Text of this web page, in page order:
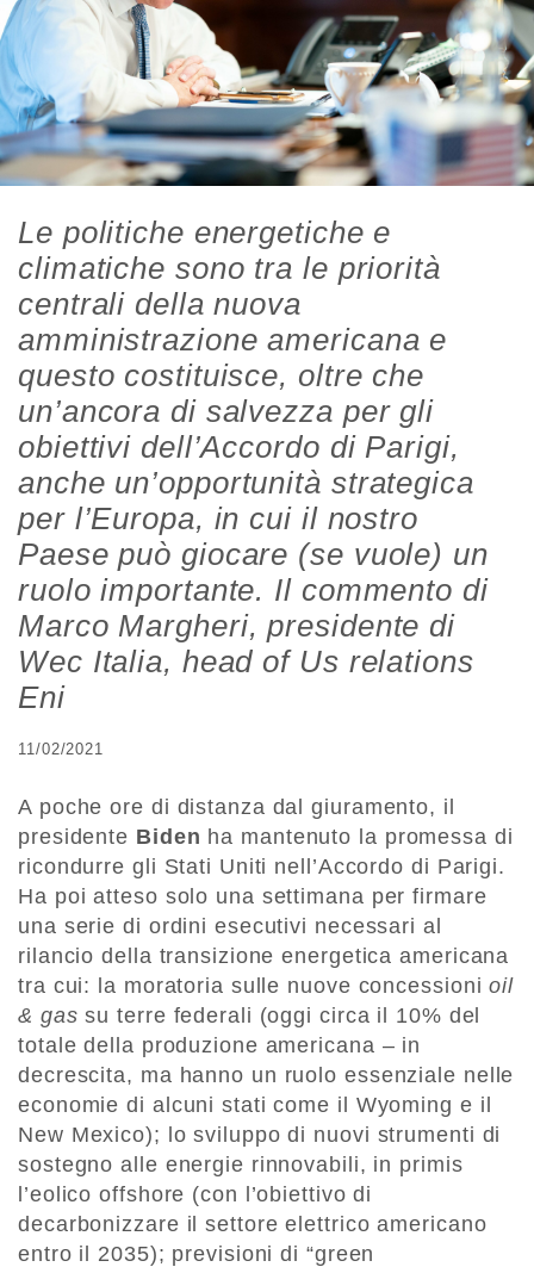
Le politiche energetiche e
climatiche sono tra le priorità
centrali della nuova
amministrazione americana e
questo costituisce, oltre che
un’ancora di salvezza per gli
obiettivi dell’Accordo di Parigi,
anche un’opportunità strategica
per l’Europa, in cui il nostro
Paese può giocare (se vuole) un
ruolo importante. Il commento di
Marco Margheri, presidente di
Wec Italia, head of Us relations
Eni
11/02/2021
A poche ore di distanza dal giuramento, il
presidente Biden ha mantenuto la promessa di
ricondurre gli Stati Uniti nell’Accordo di Parigi.
Ha poi atteso solo una settimana per firmare
una serie di ordini esecutivi necessari al
rilancio della transizione energetica americana
tra cui: la moratoria sulle nuove concessionioil
& gas su terre federali (oggi circa il 10% del
totale della produzione americana – in
decrescita, ma hanno un ruolo essenziale nelle
economie di alcuni stati come il Wyoming e il
New Mexico); lo sviluppo di nuovi strumenti di
sostegno alle energie rinnovabili, in primis
l’eolico offshore (con l’obiettivo di
decarbonizzare il settore elettrico americano
entro il 2035); previsioni di “green